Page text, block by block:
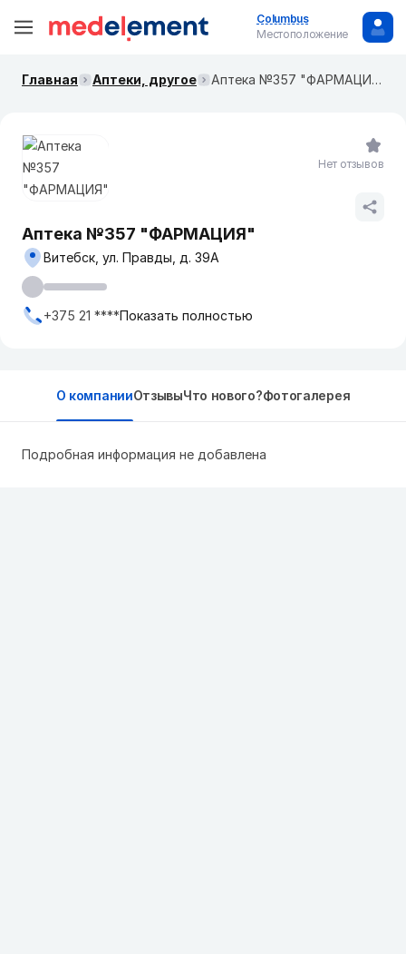
Columbus
Местоположение
Главная Аптеки, другое Аптека №357 "ФАРМАЦИЯ"
Аптека №357 "ФАРМАЦИЯ"
Витебск, ул. Правды, д. 39А
+375 21 ****Показать полностью
Нет отзывов
О компанииОтзывыЧто нового?Фотогалерея
Подробная информация не добавлена